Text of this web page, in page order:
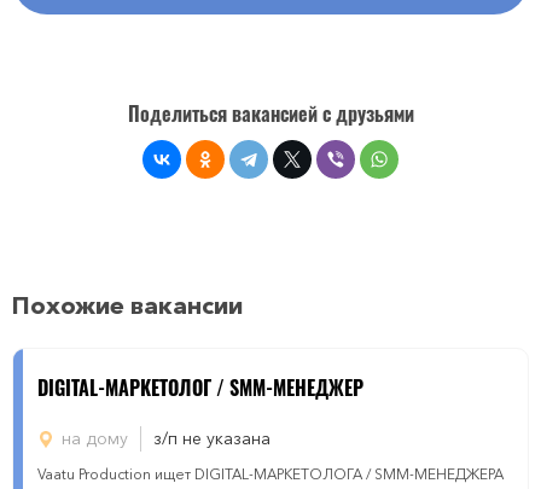
Поделиться вакансией с друзьями
Похожие вакансии
DIGITAL-МАРКЕТОЛОГ / SMM-МЕНЕДЖЕР
на дому з/п не указана
Vaatu Production ищет DIGITAL-МАРКЕТОЛОГА / SMM-МЕНЕДЖЕРА